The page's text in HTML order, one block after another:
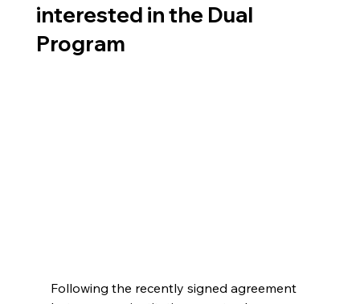
interested in the Dual
Program
Following the recently signed agreement